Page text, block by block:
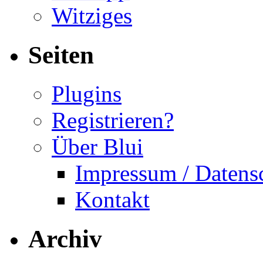
Witziges
Seiten
Plugins
Registrieren?
Über Blui
Impressum /
Kontakt
Archiv